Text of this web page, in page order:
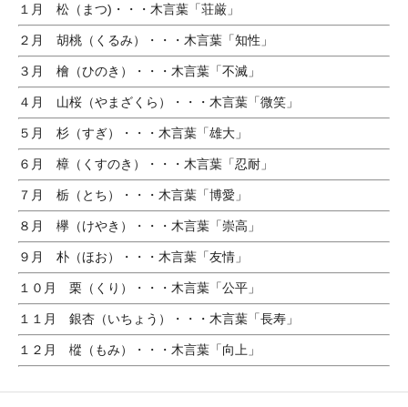
１月 松（まつ)・・・木言葉「荘厳」
２月 胡桃（くるみ）・・・木言葉「知性」
３月 檜（ひのき）・・・木言葉「不滅」
４月 山桜（やまざくら）・・・木言葉「微笑」
５月 杉（すぎ）・・・木言葉「雄大」
６月 樟（くすのき）・・・木言葉「忍耐」
７月 栃（とち）・・・木言葉「博愛」
８月 欅（けやき）・・・木言葉「崇高」
９月 朴（ほお）・・・木言葉「友情」
１０月 栗（くり）・・・木言葉「公平」
１１月 銀杏（いちょう）・・・木言葉「長寿」
１２月 樅（もみ）・・・木言葉「向上」